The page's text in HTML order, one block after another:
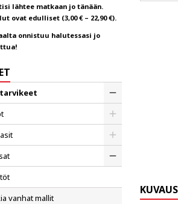
lähtee matkaan jo tänään.
ovat edulliset (3,00 € – 22,90 €).
onnistuu halutessasi jo
vanhat mallit
KUVAUS